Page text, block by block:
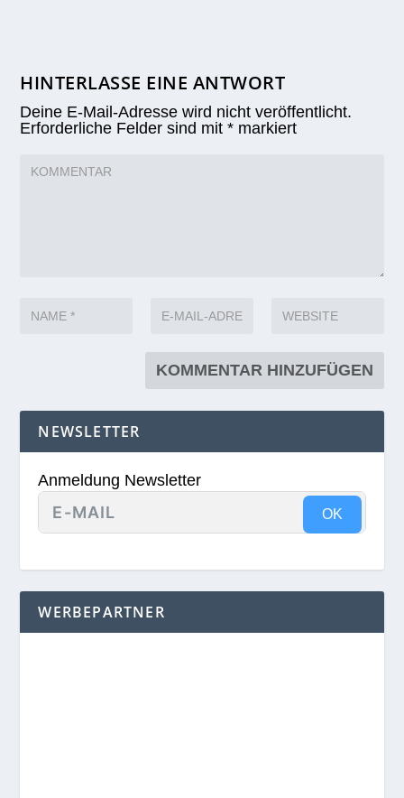
HINTERLASSE EINE ANTWORT
Deine E-Mail-Adresse wird nicht veröffentlicht.
Erforderliche Felder sind mit* markiert
NEWSLETTER
Anmeldung Newsletter
OK
WERBEPARTNER